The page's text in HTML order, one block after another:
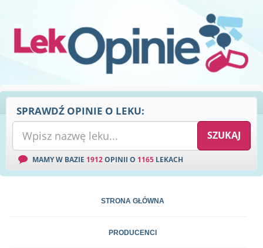
SPRAWDŹ OPINIE O LEKU:
MAMY W BAZIE 1912OPINII O 1165 LEKACH
STRONA GŁÓWNA
PRODUCENCI